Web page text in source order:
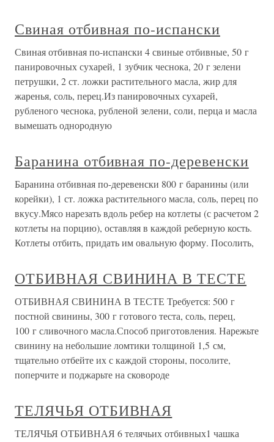
Свиная отбивная по-испански
Свиная отбивная по-испански 4 свиные отбивные, 50 г
панировочных сухарей, 1 зубчик чеснока, 20 г зелени
петрушки, 2 ст. ложки растительного масла, жир для
жаренья, соль, перец.Из панировочных сухарей,
рубленого чеснока, рубленой зелени, соли, перца и масла
вымешать однородную
Баранина отбивная по-деревенски
Баранина отбивная по-деревенски 800 г баранины (или
корейки), 1 ст. ложка растительного масла, соль, перец по
вкусу.Мясо нарезать вдоль ребер на котлеты (с расчетом 2
котлеты на порцию), оставляя в каждой реберную кость.
Котлеты отбить, придать им овальную форму. Посолить,
ОТБИВНАЯ СВИНИНА В ТЕСТЕ
ОТБИВНАЯ СВИНИНА В ТЕСТЕ Требуется: 500 г
постной свинины, 300 г готового теста, соль, перец,
100 г сливочного масла.Способ приготовления. Нарежьте
свинину на небольшие ломтики толщиной 1,5 см,
тщательно отбейте их с каждой стороны, посолите,
поперчите и поджарьте на сковороде
ТЕЛЯЧЬЯ ОТБИВНАЯ
ТЕЛЯЧЬЯ ОТБИВНАЯ 6 телячьих отбивных1 чашка